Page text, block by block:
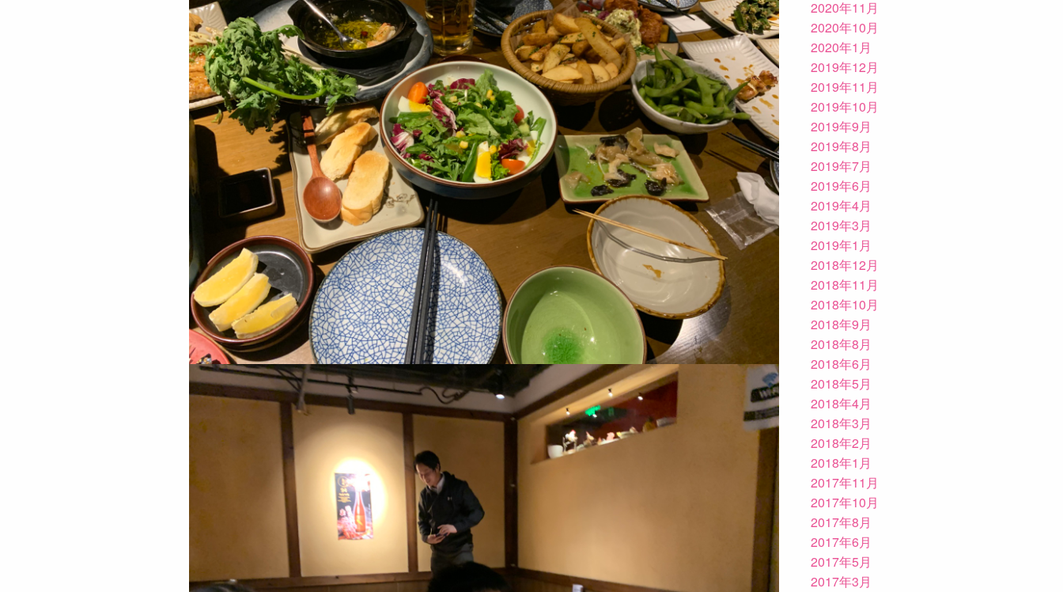
2020年11月
2020年10月
2020年1月
2019年12月
2019年11月
2019年10月
2019年9月
2019年8月
2019年7月
2019年6月
2019年4月
2019年3月
2019年1月
2018年12月
2018年11月
2018年10月
2018年9月
2018年8月
2018年6月
2018年5月
2018年4月
2018年3月
2018年2月
2018年1月
2017年11月
2017年10月
2017年8月
2017年6月
2017年5月
2017年3月